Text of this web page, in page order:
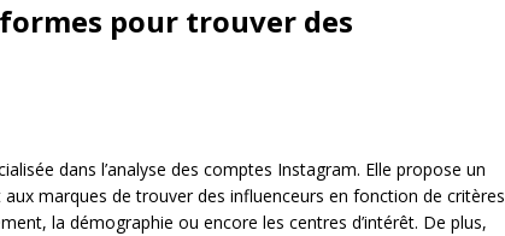
pour trouver des
dans l’analyse des comptes Instagram. Elle propose un
marques de trouver des influenceurs en fonction de critères
la démographie ou encore les centres d’intérêt. De plus,